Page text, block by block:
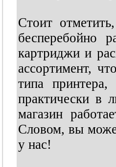
Стоит
бесперебойно
картриджи и
ассортимент,
типа
практически в
магазин
Словом, вы
у нас!